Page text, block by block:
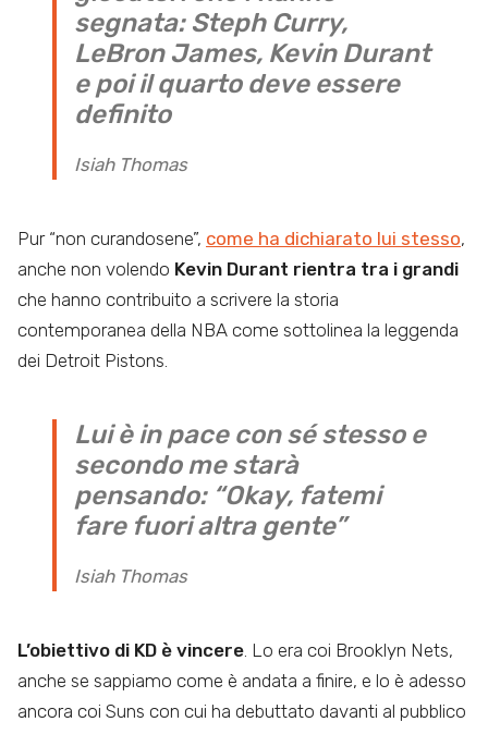
segnata: Steph Curry,
LeBron James, Kevin Durant
e poi il quarto deve essere
definito
Isiah Thomas
Pur “non curandosene”, come ha dichiarato lui stesso,
anche non volendo Kevin Durant rientra tra i grandi
che hanno contribuito a scrivere la storia
contemporanea della NBA come sottolinea la leggenda
dei Detroit Pistons.
Lui è in pace con sé stesso e
secondo me starà
pensando: “Okay, fatemi
fare fuori altra gente”
Isiah Thomas
L’obiettivo di KD è vincere . Lo era coi Brooklyn Nets,
anche se sappiamo come è andata a finire, e lo è adesso
ancora coi Suns con cui ha debuttato davanti al pubblico